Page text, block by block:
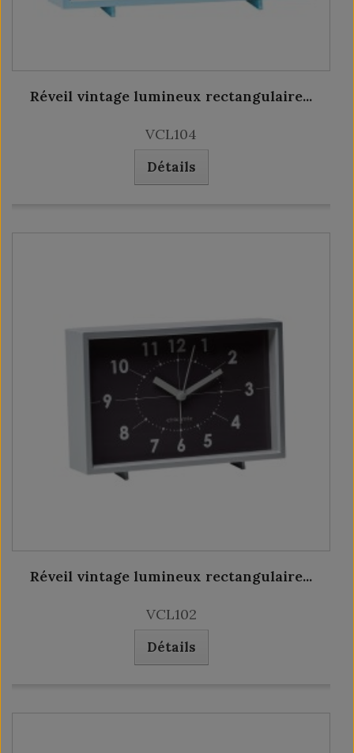
Réveil vintage lumineux rectangulaire...
VCL104
Détails
Réveil vintage lumineux rectangulaire...
VCL102
Détails